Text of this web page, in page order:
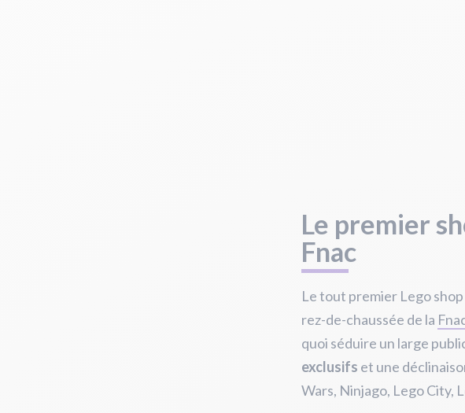
Le premier
Fnac
Le tout premier Lego
rez-de-chaussée de la
quoi séduire un large
exclusifs et une
Wars, Ninjago, Lego City,